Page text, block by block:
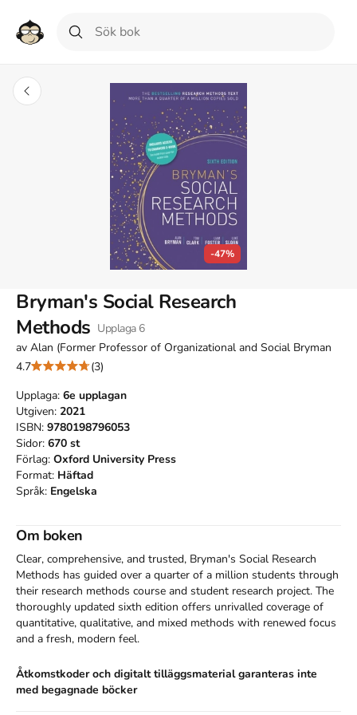
-47%
Bryman's Social Research
Methods Upplaga 6
av Alan (Former Professor of Organizational and Social Bryman
4.7
(3)
Upplaga: 6e upplagan
Utgiven: 2021
ISBN: 9780198796053
Sidor: 670 st
Förlag: Oxford University Press
Format: Häftad
Språk: Engelska
Om boken
Clear, comprehensive, and trusted, Bryman's Social Research
Methods has guided over a quarter of a million students through
their research methods course and student research project. The
thoroughly updated sixth edition offers unrivalled coverage of
quantitative, qualitative, and mixed methods with renewed focus
and a fresh, modern feel.
Åtkomstkoder och digitalt tilläggsmaterial garanteras inte
med begagnade böcker